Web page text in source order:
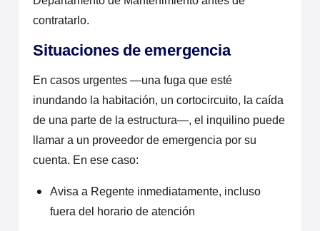
contratarlo.
Situaciones de emergencia
En casos urgentes —una fuga que esté
inundando la habitación, un cortocircuito, la caída
de una parte de la estructura—, el inquilino puede
llamar a un proveedor de emergencia por su
cuenta. En ese caso:
Avisa a Regente inmediatamente, incluso
fuera del horario de atención